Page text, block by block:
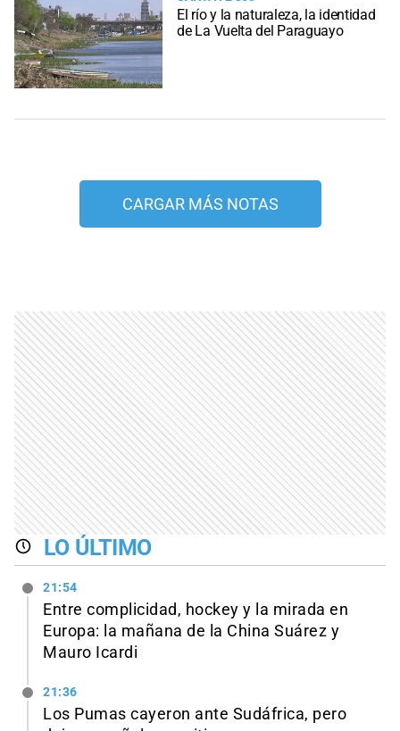
El río y la naturaleza, la identidad
de La Vuelta del Paraguayo
CARGAR MÁS NOTAS
LO ÚLTIMO
21:54
Entre complicidad, hockey y la mirada en
Europa: la mañana de la China Suárez y
Mauro Icardi
21:36
Los Pumas cayeron ante Sudáfrica, pero